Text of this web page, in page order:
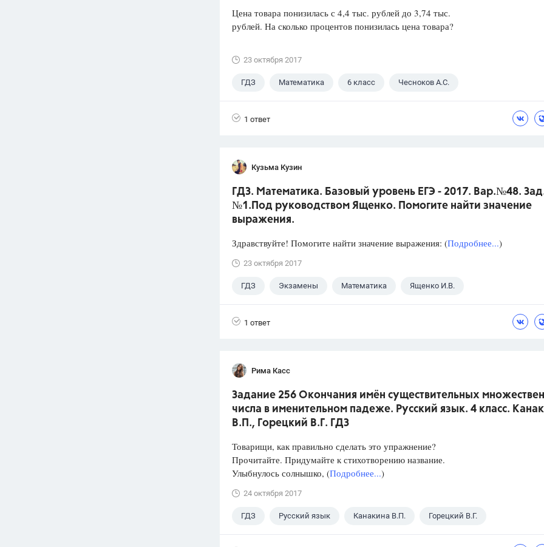
Цена товара понизилась с 4,4 тыс. рублей до 3,74 тыс.
рублей. На сколько процентов понизилась цена товара?
23 октября 2017
ГДЗ Математика 6 класс Чесноков А.С.
1 ответ
Кузьма Кузин
ГДЗ. Математика. Базовый уровень ЕГЭ - 2017. Вар.№48.
№1.Под руководством Ященко. Помогите найти значение
выражения.
Здравствуйте! Помогите найти значение выражения: (Подробнее...)
23 октября 2017
ГДЗ Экзамены Математика Ященко И.В.
1 ответ
Рима Касс
Задание 256 Окончания имён существительных
числа в именительном падеже. Русский язык. 4 класс.
В.П., Горецкий В.Г. ГДЗ
Товарищи, как правильно сделать это упражнение?
Прочитайте. Придумайте к стихотворению название.
Улыбнулось солнышко, (Подробнее...)
24 октября 2017
ГДЗ Русский язык Канакина В.П. Горецкий В.Г.